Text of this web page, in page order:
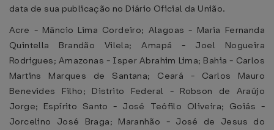
data de sua publicação no Diário Oficial da União.
Acre - Mâncio Lima Cordeiro; Alagoas - Maria Fernanda
Quintella Brandão Vilela; Amapá - Joel Nogueira
Rodrigues; Amazonas - Isper Abrahim Lima; Bahia - Carlos
Martins Marques de Santana; Ceará - Carlos Mauro
Benevides Filho; Distrito Federal - Robson de Araújo
Jorge; Espírito Santo - José Teófilo Oliveira; Goiás -
Jorcelino José Braga; Maranhão - José de Jesus do